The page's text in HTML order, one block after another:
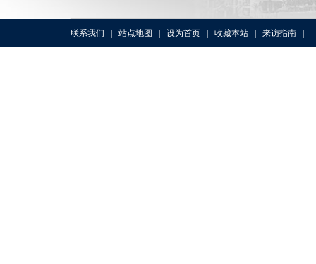
联系我们 站点地图 设为首页 收藏本站 来访指南